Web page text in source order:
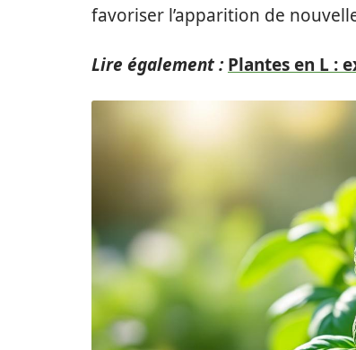
favoriser l’apparition de
Lire également : Plantes en L :